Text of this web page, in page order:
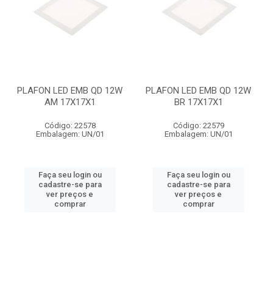
PLAFON LED EMB QD 12W
AM 17X17X1
Código: 22578
Embalagem: UN/01
Faça seu login ou
cadastre-se para
ver preços e
comprar
PLAFON LED EMB QD 12W
BR 17X17X1
Código: 22579
Embalagem: UN/01
Faça seu login ou
cadastre-se para
ver preços e
comprar